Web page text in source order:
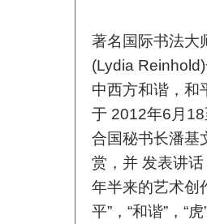
著名国际书法大
(Lydia
中西方和谐，和
于 2012年6月
合国秘书长潘基
赏，并 发表讲
年半来的艺术创
平”，“和谐”，“